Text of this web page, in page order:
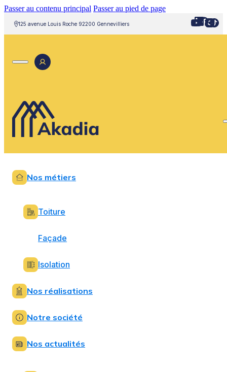
Passer au contenu principal Passer au pied de page
125 avenue Louis Roche 92200 Gennevilliers
Nos métiers
Toiture
Façade
Isolation
Nos réalisations
Notre société
Nos actualités